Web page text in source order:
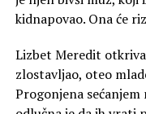
kidnapovao. Ona će
Lizbet Meredit
zlostavljao, oteo
Progonjena